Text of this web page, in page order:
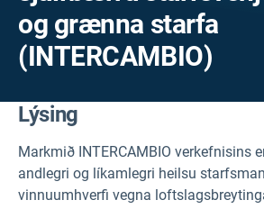
og grænna starfa
(INTERCAMBIO)
Lýsing
Markmið INTERCAMBIO verkefnisins
andlegri og líkamlegri heilsu
vinnuumhverfi vegna